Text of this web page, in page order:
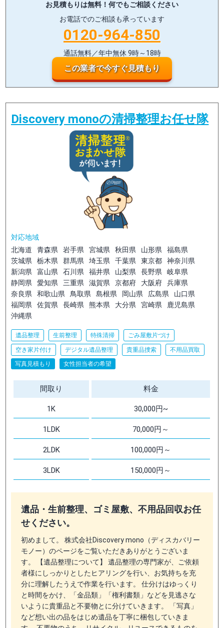
お見積もりは無料！ 何でもご相談ください
お電話でのご相談も承っています
0120-964-850
通話無料／年中無休 9時～18時
この業者で今すぐ見積もり
Discovery monoの清掃整理お任せ隊
対応地域
北海道
青森県 岩手県 宮城県 秋田県 山形県
福島県
茨城県
栃木県 群馬県 埼玉県 千葉県 東京都
神奈川県
新潟県
富山県 石川県 福井県 山梨県 長野県
岐阜県
静岡県
愛知県 三重県 滋賀県 京都府 大阪府
兵庫県
奈良県
和歌山県 鳥取県 島根県 岡山県 広島県
山口県
福岡県
佐賀県 長崎県 熊本県 大分県 宮崎県
鹿児島県
沖縄県
遺品整理 生前整理 特殊清掃 ごみ屋敷片づけ
空き家片付け デジタル遺品整理 貴重品捜索
不用品買取
写真見積もり
女性担当者の希望
間取り 料金
1K 30,000円~
1LDK 70,000円～
2LDK 100,000円～
3LDK 150,000円～
遺品・生前整理、ゴミ屋敷、不用品回収お任
せください。
初めまして。 株式会社Discovery mono（ディスカバリー
モノー）のページをご覧いただきありがとうございま
す。 【遺品整理について】 遺品整理の専門家が、ご依頼
者様にしっかりとしたヒアリングを行い、お気持ちを充
分に理解したうえで作業を行います。 仕分けはゆっくり
と時間をかけ、「金品類」「権利書類」などを見逃さな
いように貴重品と不要物とに分けていきます。 「写真」
など想い出の品をはじめ遺品を丁寧に梱包していきま